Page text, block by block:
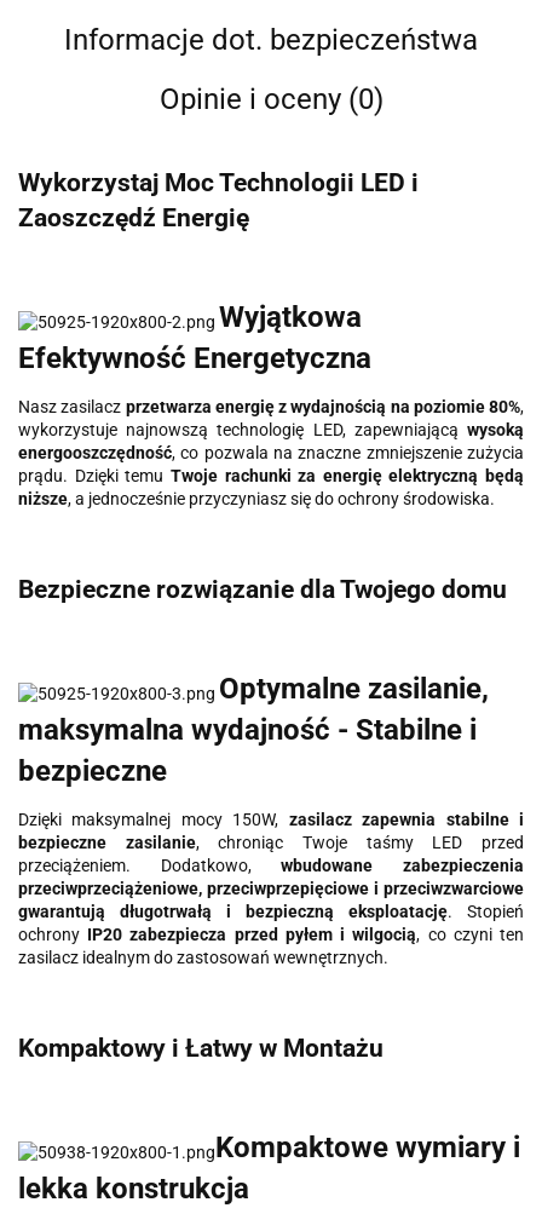
Informacje dot. bezpieczeństwa
Opinie i oceny (0)
Wykorzystaj Moc Technologii LED i
Zaoszczędź Energię
Wyjątkowa
Efektywność Energetyczna
Nasz zasilacz przetwarza energię z wydajnością na poziomie 80%,
wykorzystuje najnowszą technologię LED, zapewniającą wysoką
energooszczędność, co pozwala na znaczne zmniejszenie zużycia
prądu. Dzięki temu Twoje rachunki za energię elektryczną będą
niższe, a jednocześnie przyczyniasz się do ochrony środowiska.
Bezpieczne rozwiązanie dla Twojego domu
Optymalne zasilanie,
maksymalna wydajność - Stabilne i
bezpieczne
Dzięki maksymalnej mocy 150W, zasilacz zapewnia stabilne i
bezpieczne zasilanie, chroniąc Twoje taśmy LED przed
przeciążeniem. Dodatkowo,wbudowane zabezpieczenia
przeciwprzeciążeniowe, przeciwprzepięciowe i przeciwzwarciowe
gwarantują długotrwałą i bezpieczną eksploatację. Stopień
ochrony IP20 zabezpiecza przed pyłem i wilgocią, co czyni ten
zasilacz idealnym do zastosowań wewnętrznych.
Kompaktowy i Łatwy w Montażu
Kompaktowe wymiary i
lekka konstrukcja